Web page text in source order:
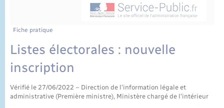
Fiche pratique
Listes électorales : nouvelle
inscription
Vérifié le 27/06/2022 – Direction de l'information légale et
administrative (Première ministre), Ministère chargé de l'intérieur